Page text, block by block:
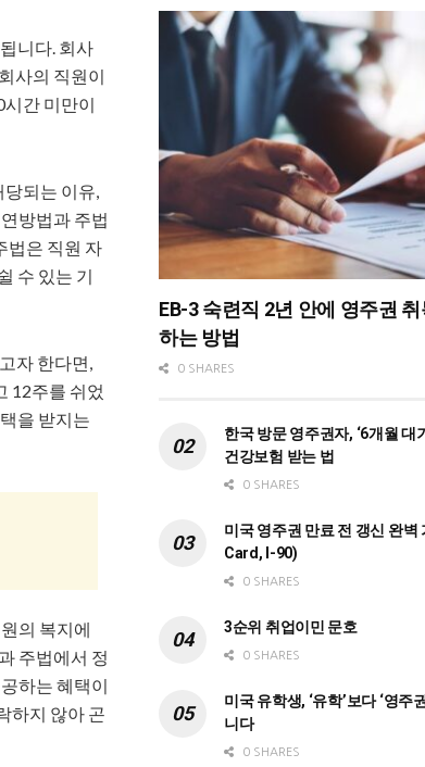
니다. 회사
사의 직원이
간 미만이
당되는 이유,
방법과 주법
법은 직원 자
수 있는 기
자 한다면,
12주를 쉬었
을 받지는
의 복지에
주법에서 정
하는 혜택이
하지 않아 곤
EB-3 숙련직 2년 안에 영주권
하는 방법
0 SHARES
한국 방문 영주권자, ‘6개월 대
건강보험 받는 법
0 SHARES
미국 영주권 만료 전 갱신 완벽
Card, I-90)
0 SHARES
3순위 취업이민 문호
0 SHARES
미국 유학생, ‘유학’보다 ‘영주
니다
0 SHARES